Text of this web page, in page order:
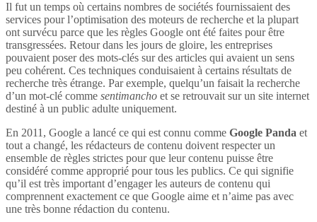
Il fut un temps où certains nombres de sociétés fournissaient des
services pour l’optimisation des moteurs de recherche et la plupart
ont survécu parce que les règles Google ont été faites pour être
transgressées. Retour dans les jours de gloire, les entreprises
pouvaient poser des mots-clés sur des articles qui avaient un sens
peu cohérent. Ces techniques conduisaient à certains résultats de
recherche très étrange. Par exemple, quelqu’un faisait la recherche
d’un mot-clé comme sentimancho et se retrouvait sur un site internet
destiné à un public adulte uniquement.
En 2011, Google a lancé ce qui est connu comme Google Panda et
tout a changé, les rédacteurs de contenu doivent respecter un
ensemble de règles strictes pour que leur contenu puisse être
considéré comme approprié pour tous les publics. Ce qui signifie
qu’il est très important d’engager les auteurs de contenu qui
comprennent exactement ce que Google aime et n’aime pas avec
une très bonne rédaction du contenu.